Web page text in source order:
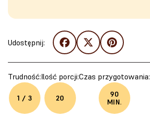
Udostępnij:
Trudność:
1 / 3
Ilość porcji:
20
Czas przygotowania:
90
MIN.